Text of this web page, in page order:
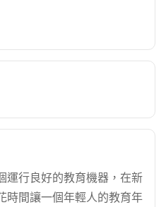
運行良好的教育機器，在新
時間讓一個年輕人的教育年